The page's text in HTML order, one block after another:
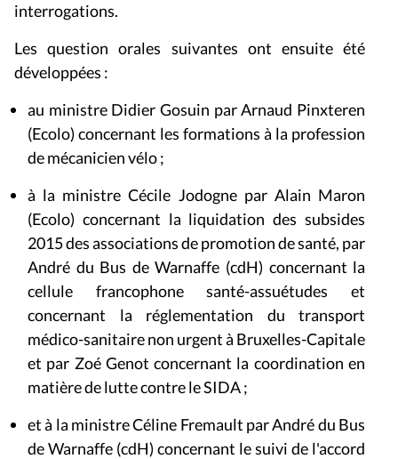
interrogations.
Les question orales suivantes ont ensuite été
développées :
au ministre Didier Gosuin par Arnaud Pinxteren
(Ecolo) concernant les formations à la profession
de mécanicien vélo ;
à la ministre Cécile Jodogne par Alain Maron
(Ecolo) concernant la liquidation des subsides
2015 des associations de promotion de santé, par
André du Bus de Warnaffe (cdH) concernant la
cellule francophone santé-assuétudes et
concernant la réglementation du transport
médico-sanitaire non urgent à Bruxelles-Capitale
et par Zoé Genot concernant la coordination en
matière de lutte contre le SIDA ;
et à la ministre Céline Fremault par André du Bus
de Warnaffe (cdH) concernant le suivi de l'accord